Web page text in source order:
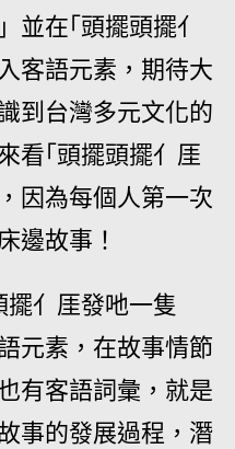
並在｢頭擺頭擺亻
客語元素，期待大
到台灣多元文化的
看｢頭擺頭擺亻厓
因為每個人第一次
邊故事！
亻厓發吔一隻
元素，在故事情節
有客語詞彙，就是
事的發展過程，潛